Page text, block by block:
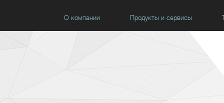
О компании Продукты и сервисы